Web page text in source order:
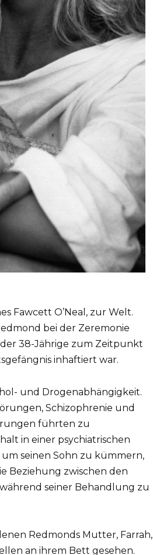
Fawcett O’Neal, zur Welt.
bei der Zeremonie
38-Jährige zum Zeitpunkt
inhaftiert war.
und Drogenabhängigkeit.
Schizophrenie und
führten zu
in einer psychiatrischen
um seinen Sohn zu kümmern,
Beziehung zwischen den
seiner Behandlung zu
Redmonds Mutter, Farrah,
an ihrem Bett gesehen.